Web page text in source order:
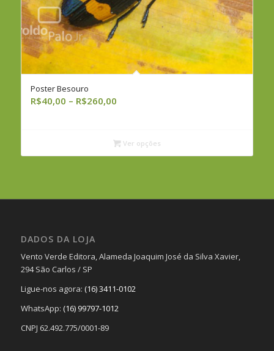
Poster Besouro
R$40,00 – R$260,00Faixa
R$40,00
através
Ver opções
DADOS DA LOJA
Vento Verde Editora, Alameda Joaquim José da Silva Xavier,
294 São Carlos / SP
Ligue-nos agora: (16) 3411-0102
WhatsApp: (16) 99797-1012
CNPJ 62.492.775/0001-89